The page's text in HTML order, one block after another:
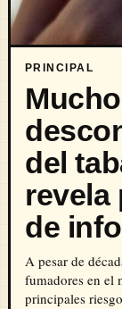
PRINCIPAL
del
revela
de
A pesar de
fumadores en el
principales